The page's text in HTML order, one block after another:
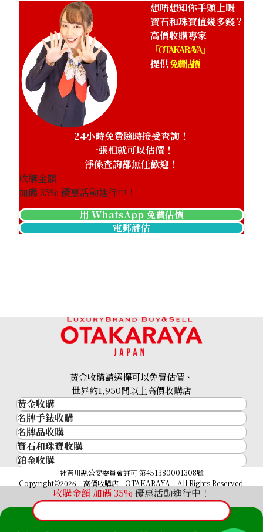
Pt･Pm900 Star Sapphire Diamond Ring 12.05ct
想唔想知你手頭上嘅
寶石和珠寶值幾多錢？
高價收購專家
「OTAKARAYA」
提供免費估價
24小時免費隨時接受查詢！
一張相就可以估價！
淨係查詢都無任歡迎！
收購金額
加碼35% 優惠活動進行中！
用 WhatsApp 免費估價
電郵評估
收購金額 加碼35% 優惠活動進行中！
黃金收購請選擇可以免費估價、
世界約1,950間以上高價收購店
黃金收購
黃金･金條
金條
金幣及銀幣
過去十年黃金價格
金飾
金頸鍊
名牌手錶收購
名牌手錶收購
勞力士 (Rolex)
Patek Philippe
Audemars Piguet
Vacheron Constantin
A. Lange & Söhne
Breguet
名牌品收購
名牌品收購
HERMES
LOUIS VUITTON
CHANEL
卡地亞（Cartier）
CELINE
寶石和珠寶收購
寶石和珠寶
祖母綠
藍寶石
紅寶石
鉑金收購
神奈川縣公安委員會許可 第451380001308號
Copyright©2026 高價收購店—OTAKARAYA All Rights Reserved.